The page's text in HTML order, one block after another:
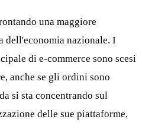
una maggiore
dell'economia nazionale. I
di e-commerce sono scesi
anche se gli ordini sono
si sta concentrando sul
delle sue piattaforme,